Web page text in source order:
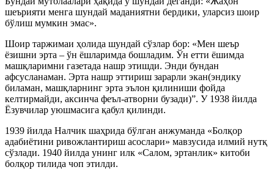
шеърияти менга шундай маданиятни бердики, уларсиз шоир
бўлиш мумкин эмас».
Шоир таржимаи ҳолида шундай сўзлар бор: «Мен шеър
ёзишни эрта – ўн ёшларимда бошладим. Ўн етти ёшимда
машқларимни газетада нашр этишди. Энди бундан
афсусланаман. Эрта нашр эттириш зарарли экан(эндику
биламан, машқларнинг эрта эълон қилиниши фойда
келтирмайди, аксинча феъл-атворни бузади)”. У 1938 йилда
Ёзувчилар уюшмасига қабул қилинди.
1939 йилда Налчик шаҳрида бўлган анжуманда «Болқор
адабиётини ривожлантириш асослари» мавзусида илмий нутқ
сўзлади. 1940 йилда унинг илк «Салом, эртанлик» китоби
болқор тилида чоп этилди.